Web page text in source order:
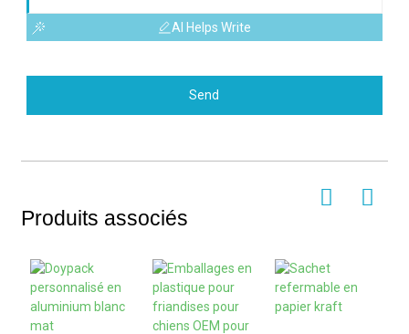
AI Helps Write
Send
Produits associés